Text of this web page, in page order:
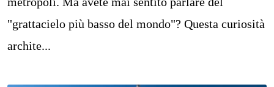
"grattacielo più basso del mondo"? Questa curiosità
archite...